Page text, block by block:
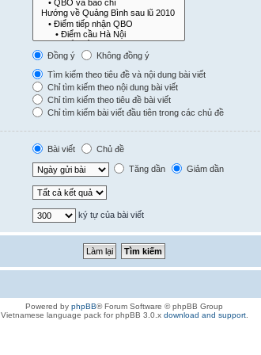
Đồng ý
Không đồng ý
Tìm kiếm theo tiêu đề và nội dung bài viết
Chỉ tìm kiếm theo nội dung bài viết
Chỉ tìm kiếm theo tiêu đề bài viết
Chỉ tìm kiếm bài viết đầu tiên trong các chủ đề
Bài viết
Chủ đề
Tăng dần Giảm dần
ký tự của bài viết
Powered by phpBB® Forum Software © phpBB Group
Vietnamese language pack for phpBB 3.0.x download and support.